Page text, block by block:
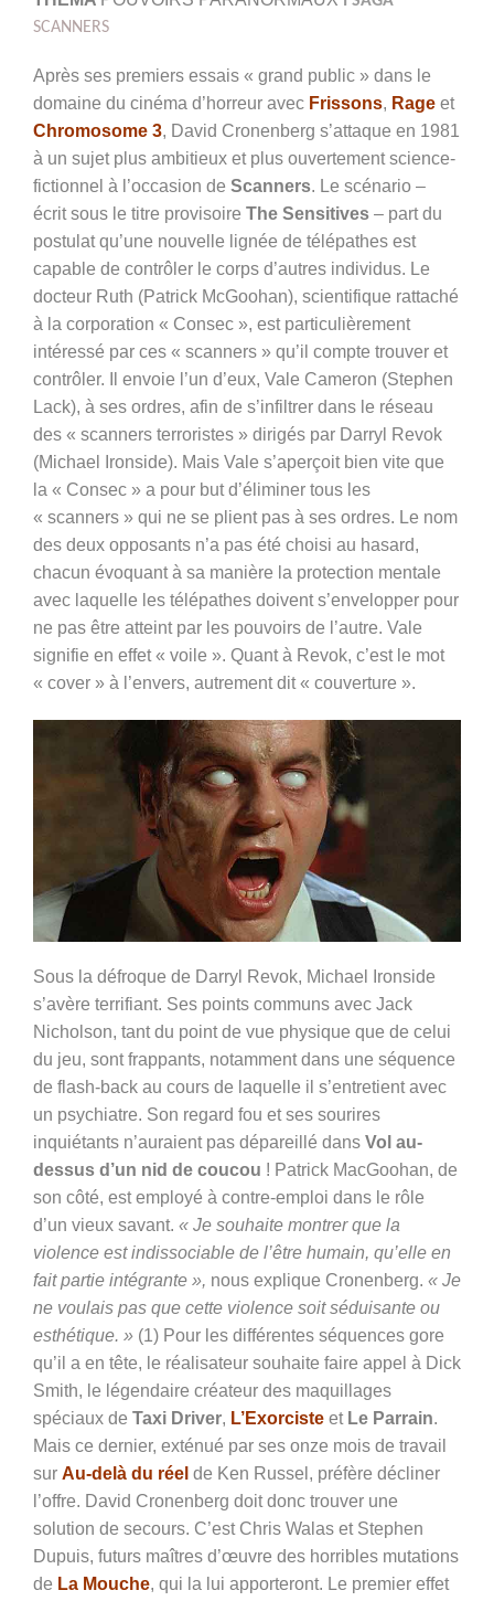
SCANNERS
Après ses premiers essais « grand public » dans le
domaine du cinéma d’horreur avec Frissons, Rage et
Chromosome 3, David Cronenberg s’attaque en 1981
à un sujet plus ambitieux et plus ouvertement science-
fictionnel à l’occasion de Scanners. Le scénario –
écrit sous le titre provisoire The Sensitives – part du
postulat qu’une nouvelle lignée de télépathes est
capable de contrôler le corps d’autres individus. Le
docteur Ruth (Patrick McGoohan), scientifique rattaché
à la corporation « Consec », est particulièrement
intéressé par ces « scanners » qu’il compte trouver et
contrôler. Il envoie l’un d’eux, Vale Cameron (Stephen
Lack), à ses ordres, afin de s’infiltrer dans le réseau
des « scanners terroristes » dirigés par Darryl Revok
(Michael Ironside). Mais Vale s’aperçoit bien vite que
la « Consec » a pour but d’éliminer tous les
« scanners » qui ne se plient pas à ses ordres. Le nom
des deux opposants n’a pas été choisi au hasard,
chacun évoquant à sa manière la protection mentale
avec laquelle les télépathes doivent s’envelopper pour
ne pas être atteint par les pouvoirs de l’autre. Vale
signifie en effet « voile ». Quant à Revok, c’est le mot
« cover » à l’envers, autrement dit « couverture ».
Sous la défroque de Darryl Revok, Michael Ironside
s’avère terrifiant. Ses points communs avec Jack
Nicholson, tant du point de vue physique que de celui
du jeu, sont frappants, notamment dans une séquence
de flash-back au cours de laquelle il s’entretient avec
un psychiatre. Son regard fou et ses sourires
inquiétants n’auraient pas dépareillé dans Vol au-
dessus d’un nid de coucou ! Patrick MacGoohan, de
son côté, est employé à contre-emploi dans le rôle
d’un vieux savant. « Je souhaite montrer que la
violence est indissociable de l’être humain, qu’elle en
fait partie intégrante », nous explique Cronenberg. « Je
ne voulais pas que cette violence soit séduisante ou
esthétique. » (1) Pour les différentes séquences gore
qu’il a en tête, le réalisateur souhaite faire appel à Dick
Smith, le légendaire créateur des maquillages
spéciaux de Taxi Driver, L’Exorciste et Le Parrain.
Mais ce dernier, exténué par ses onze mois de travail
sur Au-delà du réel de Ken Russel, préfère décliner
l’offre. David Cronenberg doit donc trouver une
solution de secours. C’est Chris Walas et Stephen
Dupuis, futurs maîtres d’œuvre des horribles mutations
de La Mouche, qui la lui apporteront. Le premier effet